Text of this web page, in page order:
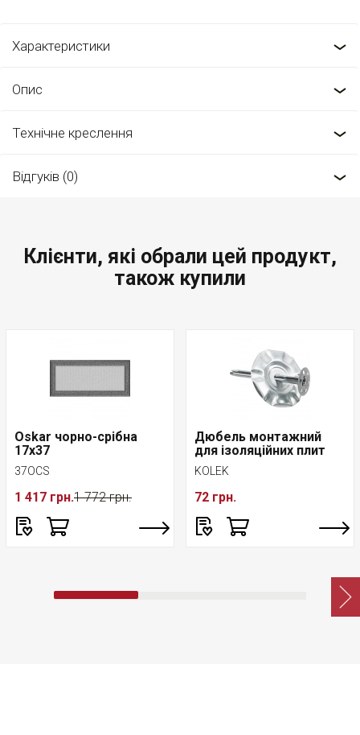
Характеристики
Опис
Технічне креслення
Відгуків (0)
Клієнти, які обрали цей продукт,
також купили
Oskar чорно-срібна
17x37
37OCS
1 417 грн.1 772 грн.
Дюбель монтажний
для ізоляційних плит
KOLEK
72 грн.